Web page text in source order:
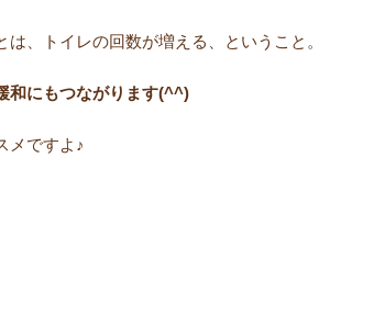
、トイレの回数が増える、ということ。
和にもつながります(^^)
メですよ♪